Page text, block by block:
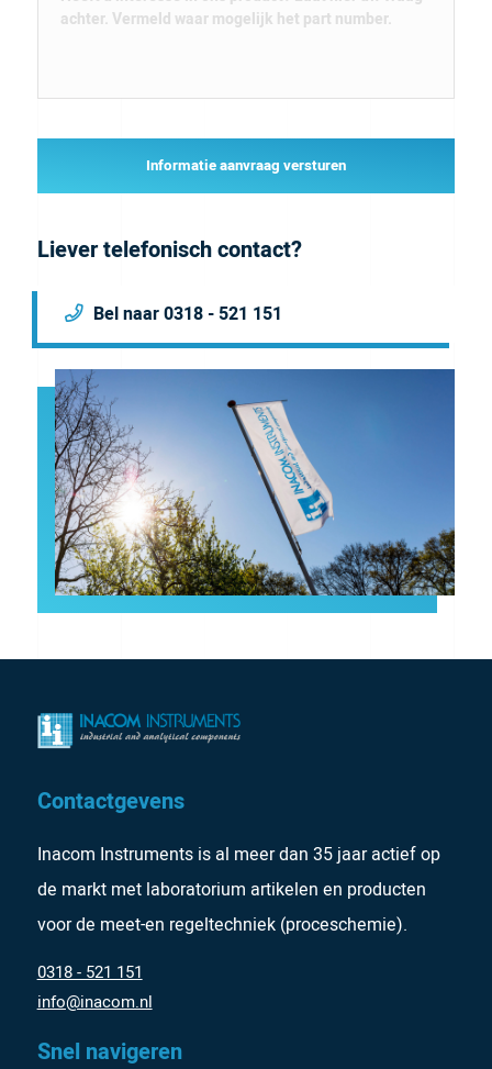
Informatie aanvraag versturen
Liever telefonisch contact?
Bel naar 0318 - 521 151
Contactgevens
Inacom Instruments is al meer dan 35 jaar actief op
de markt met laboratorium artikelen en producten
voor de meet-en regeltechniek (proceschemie).
0318 - 521 151
info@inacom.nl
Snel navigeren